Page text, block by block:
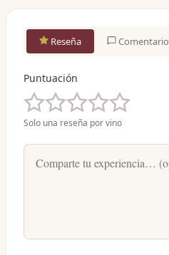
Reseña Comentario
Puntuación
Solo una reseña por vino